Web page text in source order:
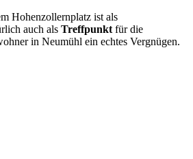
Hohenzollernplatz ist als
auch als Treffpunkt für die
in Neumühl ein echtes Vergnügen.